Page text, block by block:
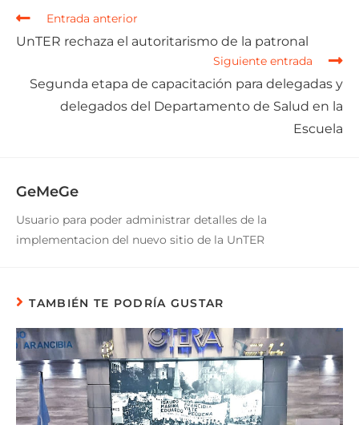
Entrada anterior
UnTER rechaza el autoritarismo de la patronal
Siguiente entrada
Segunda etapa de capacitación para delegadas y
delegados del Departamento de Salud en la
Escuela
GeMeGe
Usuario para poder administrar detalles de la
implementacion del nuevo sitio de la UnTER
TAMBIÉN TE PODRÍA GUSTAR